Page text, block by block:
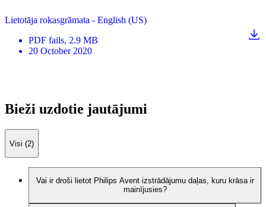
Lietotāja rokasgrāmata - English (US)
PDF fails, 2.9 MB
20 October 2020
Bieži uzdotie jautājumi
Visi (2)
Vai ir droši lietot Philips Avent izstrādājumu daļas, kuru krāsa ir
mainījusies?